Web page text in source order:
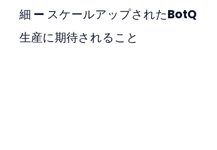
細 — スケールアップされたBotQ
生産に期待されること